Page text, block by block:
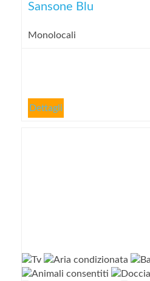
Sansone Blu
Monolocali
Dettagli